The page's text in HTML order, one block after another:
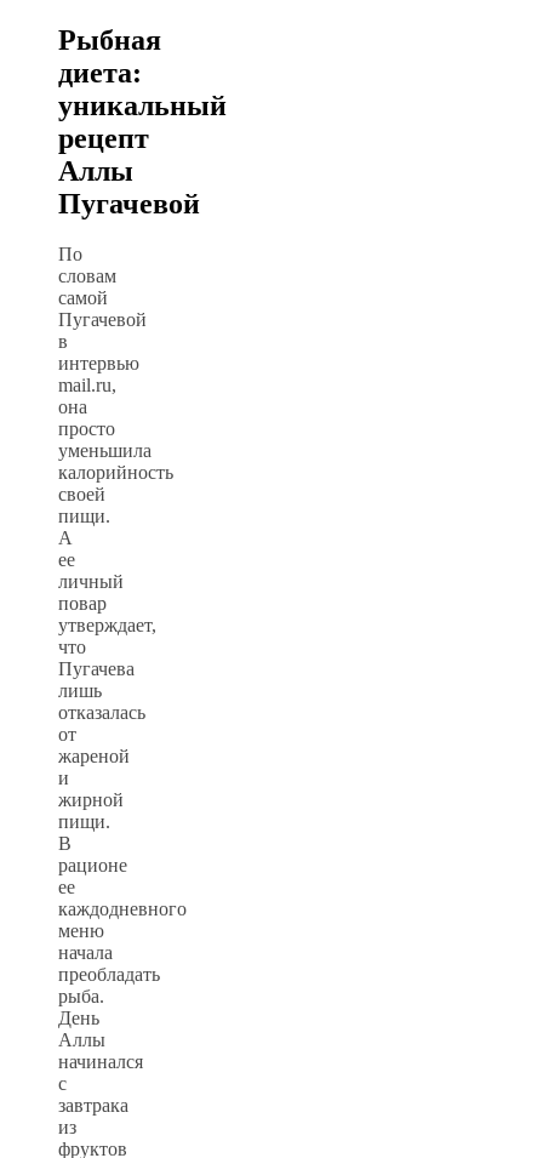
Рыбная
диета:
уникальный
рецепт
Аллы
Пугачевой
По
словам
самой
Пугачевой
в
интервью
mail.ru,
она
просто
уменьшила
калорийность
своей
пищи.
А
ее
личный
повар
утверждает,
что
Пугачева
лишь
отказалась
от
жареной
и
жирной
пищи.
В
рационе
ее
каждодневного
меню
начала
преобладать
рыба.
День
Аллы
начинался
с
завтрака
из
фруктов